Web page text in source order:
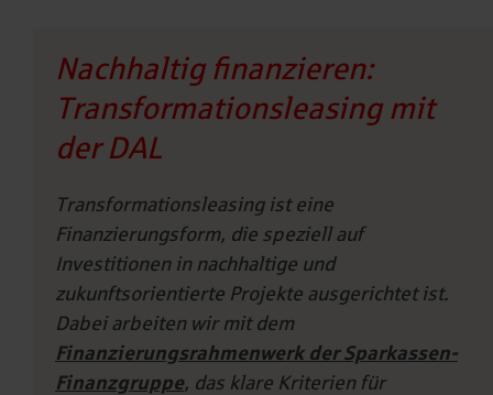
Nachhaltig finanzieren:
Transformationsleasing mit
der DAL
Transformationsleasing ist eine
Finanzierungsform, die speziell auf
Investitionen in nachhaltige und
zukunftsorientierte Projekte ausgerichtet ist.
Dabei arbeiten wir mit dem
Finanzierungsrahmenwerk der Sparkassen-
Finanzgruppe, das klare Kriterien für